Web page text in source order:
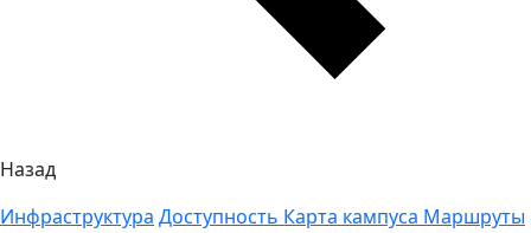
Назад
Инфраструктура Доступность Карта кампуса Маршруты